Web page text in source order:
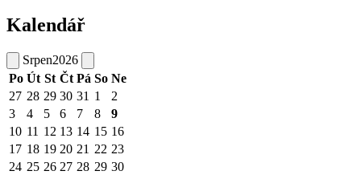
Kalendář
Srpen2026
Po Út St Čt Pá So Ne
27 28 29 30 31 1
2
3
4 5 6 7 8
9
10 11 12 13 14 15 16
17 18 19 20 21 22 23
24 25 26 27 28 29 30